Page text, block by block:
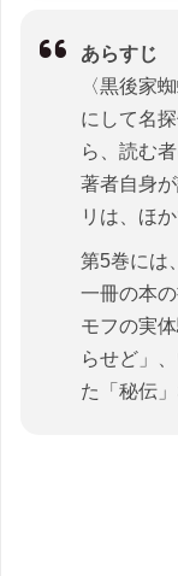
あらすじ
〈黒後家
にして名
ら、読む
著者自身
リは、ほ
第5巻には
一冊の本
モフの実
らせど」
た「秘伝